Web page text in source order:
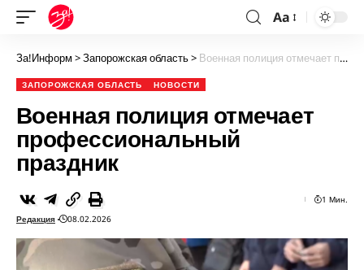
Aa
За!Информ >Запорожская область> Военная полиция отмечает профессиональный праздник
ЗАПОРОЖСКАЯ ОБЛАСТЬ НОВОСТИ
Военная полиция отмечает
профессиональный
праздник
Редакция 08.02.2026
1 Мин.